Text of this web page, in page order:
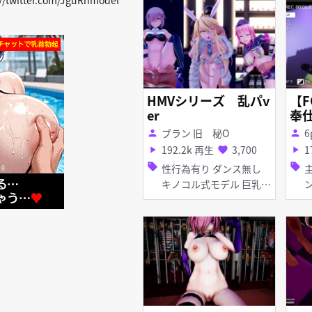
ーガール 種付けプレス
HMVシリーズ 乱パv
er
person ブラン 旧 秘O
play_arrow 192.2k 再生 favorite 3,700
sell 性行為有り ダンス無し
キノコル式モデル 巨乳
フェラ 乱交
奉
person
play_arrow
sell 主
ン
影